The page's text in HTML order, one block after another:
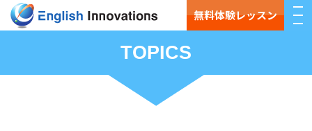
無料体験レッスン
TOPICS